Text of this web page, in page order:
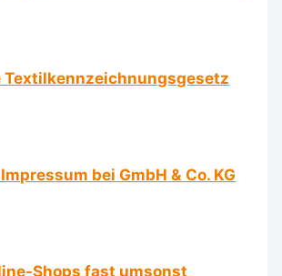
Textilkennzeichnungsgesetz
bei GmbH & Co. KG
Shops fast umsonst